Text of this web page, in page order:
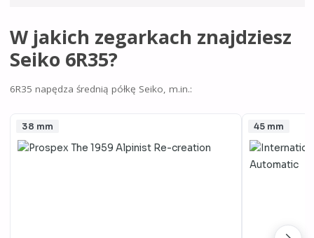
W jakich zegarkach znajdziesz
Seiko 6R35?
6R35 napędza średnią półkę Seiko, m.in.:
38 mm 45 mm